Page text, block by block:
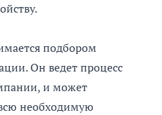
подбором
Он ведет процесс
и может
необходимую